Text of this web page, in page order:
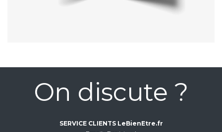
On discute ?
SERVICE CLIENTS LeBienEtre.fr